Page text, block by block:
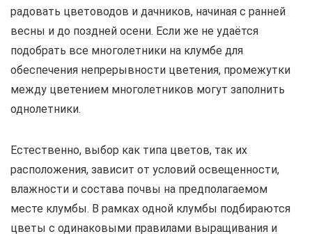
радовать цветоводов и дачников, начиная с ранней
весны и до поздней осени. Если же не удаётся
подобрать все многолетники на клумбе для
обеспечения непрерывности цветения, промежутки
между цветением многолетников могут заполнить
однолетники.
Естественно, выбор как типа цветов, так их
расположения, зависит от условий освещенности,
влажности и состава почвы на предполагаемом
месте клумбы. В рамках одной клумбы подбираются
цветы с одинаковыми правилами выращивания и